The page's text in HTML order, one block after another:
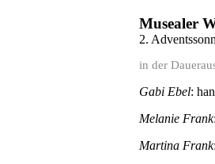
Musealer
2.
in der
Gabi Ebel:
Melanie Frank
Martina Frank